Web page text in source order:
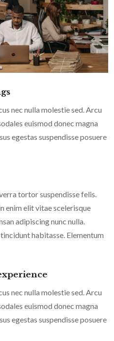
nec nulla molestie sed. Arcu
euismod donec magna
egestas suspendisse posuere
tortor suspendisse felis.
enim elit vitae scelerisque
adipiscing nunc nulla.
habitasse. Elementum
nec nulla molestie sed. Arcu
euismod donec magna
egestas suspendisse posuere